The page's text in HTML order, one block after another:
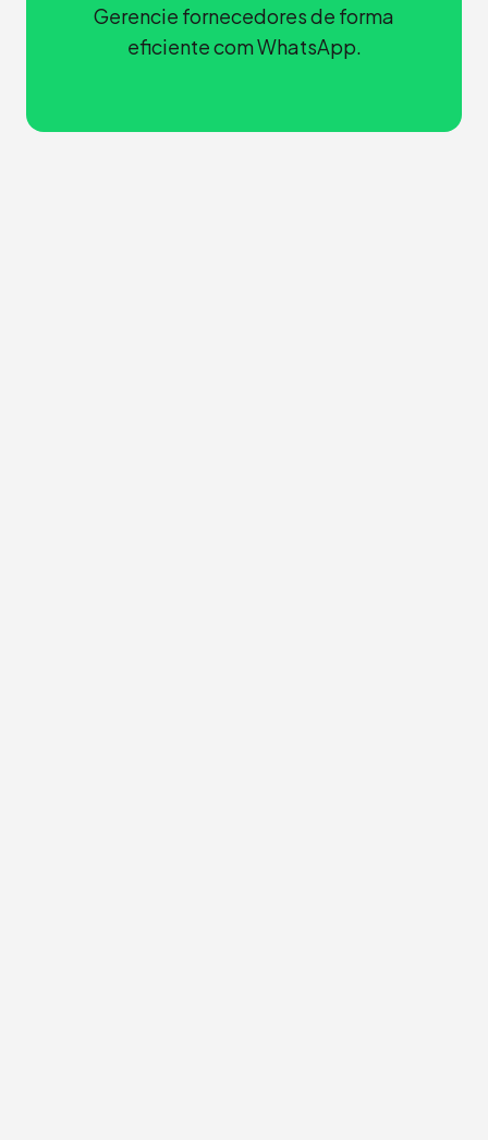
Gerencie fornecedores de forma
eficiente com WhatsApp.